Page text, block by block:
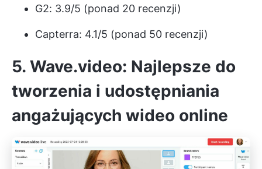
G2: 3.9/5 (ponad 20 recenzji)
Capterra: 4.1/5 (ponad 50 recenzji)
5. Wave.video: Najlepsze do
tworzenia i udostępniania
angażujących wideo online